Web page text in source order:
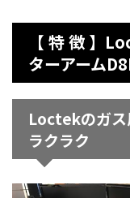
【 特 徴 】
ターアーム
Loctekのガス
ラクラク